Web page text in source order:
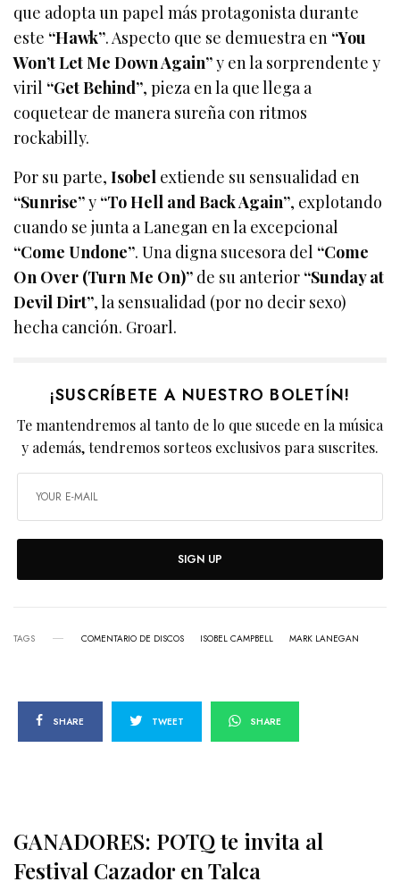
que adopta un papel más protagonista durante
este “Hawk”. Aspecto que se demuestra en “You
Won’t Let Me Down Again”y en la sorprendente y
viril “Get Behind”, pieza en la que llega a
coquetear de manera sureña con ritmos
rockabilly.
Por su parte,Isobel extiende su sensualidad en
“Sunrise”y “To Hell and Back Again”, explotando
cuando se junta a Lanegan en la excepcional
“Come Undone”. Una digna sucesora del “Come
On Over (Turn Me On)” de su anterior “Sunday at
Devil Dirt”, la sensualidad (por no decir sexo)
hecha canción. Groarl.
¡SUSCRÍBETE A NUESTRO BOLETÍN!
Te mantendremos al tanto de lo que sucede en la música
y además, tendremos sorteos exclusivos para suscrites.
SIGN UP
TAGS COMENTARIO DE DISCOS ISOBEL CAMPBELL MARK LANEGAN
SHARE TWEET SHARE
GANADORES: POTQ te invita al
Festival Cazador en Talca